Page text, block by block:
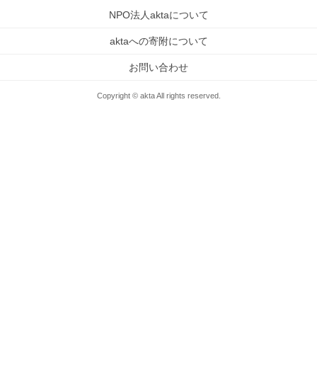
NPO法人aktaについて
aktaへの寄附について
お問い合わせ
Copyright © akta All rights reserved.